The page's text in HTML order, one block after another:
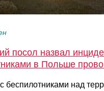
посол назвал
в Польше
беспилотниками над